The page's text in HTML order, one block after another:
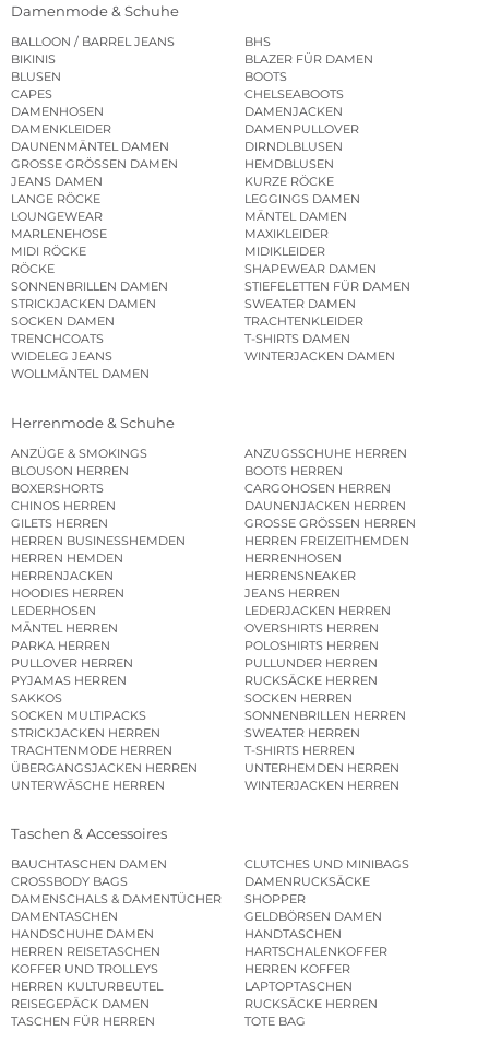
Damenmode & Schuhe
BALLOON / BARREL JEANS
BHS
BIKINIS
BLAZER FÜR DAMEN
BLUSEN
BOOTS
CAPES
CHELSEABOOTS
DAMENHOSEN
DAMENJACKEN
DAMENKLEIDER
DAMENPULLOVER
DAUNENMÄNTEL DAMEN
DIRNDLBLUSEN
GROSSE GRÖSSEN DAMEN
HEMDBLUSEN
JEANS DAMEN
KURZE RÖCKE
LANGE RÖCKE
LEGGINGS DAMEN
LOUNGEWEAR
MÄNTEL DAMEN
MARLENEHOSE
MAXIKLEIDER
MIDI RÖCKE
MIDIKLEIDER
RÖCKE
SHAPEWEAR DAMEN
SONNENBRILLEN DAMEN
STIEFELETTEN FÜR DAMEN
STRICKJACKEN DAMEN
SWEATER DAMEN
SOCKEN DAMEN
TRACHTENKLEIDER
TRENCHCOATS
T-SHIRTS DAMEN
WIDELEG JEANS
WINTERJACKEN DAMEN
WOLLMÄNTEL DAMEN
Herrenmode & Schuhe
ANZÜGE & SMOKINGS
ANZUGSSCHUHE HERREN
BLOUSON HERREN
BOOTS HERREN
BOXERSHORTS
CARGOHOSEN HERREN
CHINOS HERREN
DAUNENJACKEN HERREN
GILETS HERREN
GROSSE GRÖSSEN HERREN
HERREN BUSINESSHEMDEN
HERREN FREIZEITHEMDEN
HERREN HEMDEN
HERRENHOSEN
HERRENJACKEN
HERRENSNEAKER
HOODIES HERREN
JEANS HERREN
LEDERHOSEN
LEDERJACKEN HERREN
MÄNTEL HERREN
OVERSHIRTS HERREN
PARKA HERREN
POLOSHIRTS HERREN
PULLOVER HERREN
PULLUNDER HERREN
PYJAMAS HERREN
RUCKSÄCKE HERREN
SAKKOS
SOCKEN HERREN
SOCKEN MULTIPACKS
SONNENBRILLEN HERREN
STRICKJACKEN HERREN
SWEATER HERREN
TRACHTENMODE HERREN
T-SHIRTS HERREN
ÜBERGANGSJACKEN HERREN
UNTERHEMDEN HERREN
UNTERWÄSCHE HERREN
WINTERJACKEN HERREN
Taschen & Accessoires
BAUCHTASCHEN DAMEN
CLUTCHES UND MINIBAGS
CROSSBODY BAGS
DAMENRUCKSÄCKE
DAMENSCHALS & DAMENTÜCHER
SHOPPER
DAMENTASCHEN
GELDBÖRSEN DAMEN
HANDSCHUHE DAMEN
HANDTASCHEN
HERREN REISETASCHEN
HARTSCHALENKOFFER
KOFFER UND TROLLEYS
HERREN KOFFER
HERREN KULTURBEUTEL
LAPTOPTASCHEN
REISEGEPÄCK DAMEN
RUCKSÄCKE HERREN
TASCHEN FÜR HERREN
TOTE BAG